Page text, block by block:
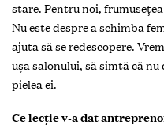
stare. Pentru noi,
Nu este despre a schimba
ajuta să se redescopere.
ușa salonului, să simtă că
pielea ei.
Ce lecție v-a dat